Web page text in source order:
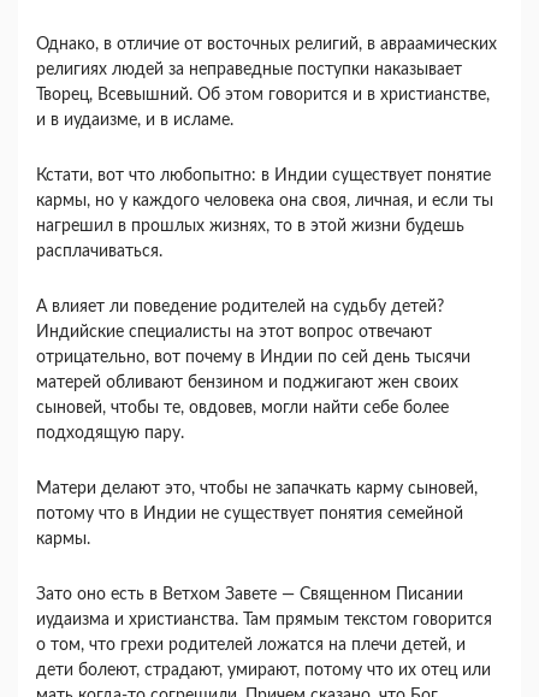
Однако, в отличие от восточных религий, в авраамических
религиях людей за неправедные поступки наказывает
Творец, Всевышний. Об этом говорится и в христианстве,
и в иудаизме, и в исламе.
Кстати, вот что любопытно: в Индии существует понятие
кармы, но у каждого человека она своя, личная, и если ты
нагрешил в прошлых жизнях, то в этой жизни будешь
расплачиваться.
А влияет ли поведение родителей на судьбу детей?
Индийские специалисты на этот вопрос отвечают
отрицательно, вот почему в Индии по сей день тысячи
матерей обливают бензином и поджигают жен своих
сыновей, чтобы те, овдовев, могли найти себе более
подходящую пару.
Матери делают это, чтобы не запачкать карму сыновей,
потому что в Индии не существует понятия семейной
кармы.
Зато оно есть в Ветхом Завете — Священном Писании
иудаизма и христианства. Там прямым текстом говорится
о том, что грехи родителей ложатся на плечи детей, и
дети болеют, страдают, умирают, потому что их отец или